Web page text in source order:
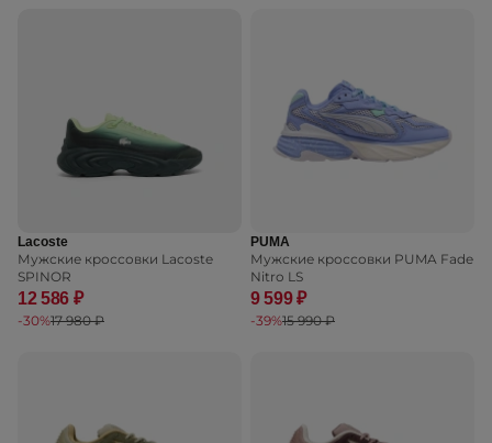
Lacoste
Мужские кроссовки Lacoste
SPINOR
12 586 ₽
-30%17 980 ₽
PUMA
Мужские кроссовки PUMA Fade
Nitro LS
9 599 ₽
-39%15 990 ₽